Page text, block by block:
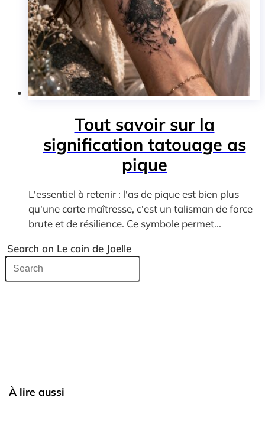
Tout savoir sur la
signification tatouage as
pique
L'essentiel à retenir : l'as de pique est bien plus
qu'une carte maîtresse, c'est un talisman de force
brute et de résilience. Ce symbole permet...
Search on Le coin de Joelle
À lire aussi